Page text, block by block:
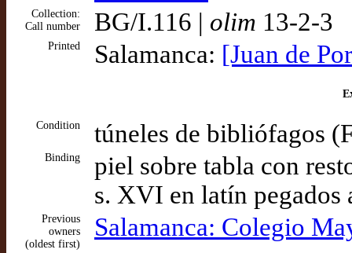
Collection:
Call number
BG/I.116 | olim 13-2-3
Printed Salamanca: [Juan de
Condition túneles de bibliófagos
Binding
piel sobre tabla con
s. XVI en latín pegados
Previous
owners
(oldest first)
Salamanca: Colegio